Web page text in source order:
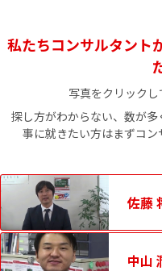
私たちコンサルタント
写真をクリックし
探し方がわからない、数が
事に就きたい方はまずコ
佐藤
中山